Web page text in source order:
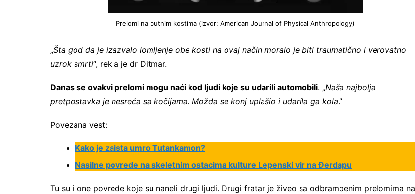
Prelomi na butnim kostima (izvor: American Journal of Physical Anthropology)
„Šta god da je izazvalo lomljenje obe kosti na ovaj način moralo je biti traumatično i verovatno
uzrok smrti“, rekla je dr Ditmar.
Danas se ovakvi prelomi mogu naći kod ljudi koje su udarili automobili. „Naša najbolja
pretpostavka je nesreća sa kočijama. Možda se konj uplašio i udarila ga kola.”
Povezana vest:
Kako je zaista umro Tutankamon?
Nasilne povrede na skeletnim ostacima kulture Lepenski vir na Đerdapu
Tu su i one povrede koje su naneli drugi ljudi. Drugi fratar je živeo sa odbrambenim prelomima na